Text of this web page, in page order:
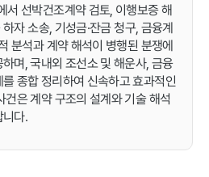
서 선박건조계약 검토, 이행보증 해
자 소송, 기성금·잔금 청구, 금융계
분석과 계약 해석이 병행된 분쟁에
며, 국내외 조선소 및 해운사, 금융
종합 정리하여 신속하고 효과적인
은 계약 구조의 설계와 기술 해석
다.